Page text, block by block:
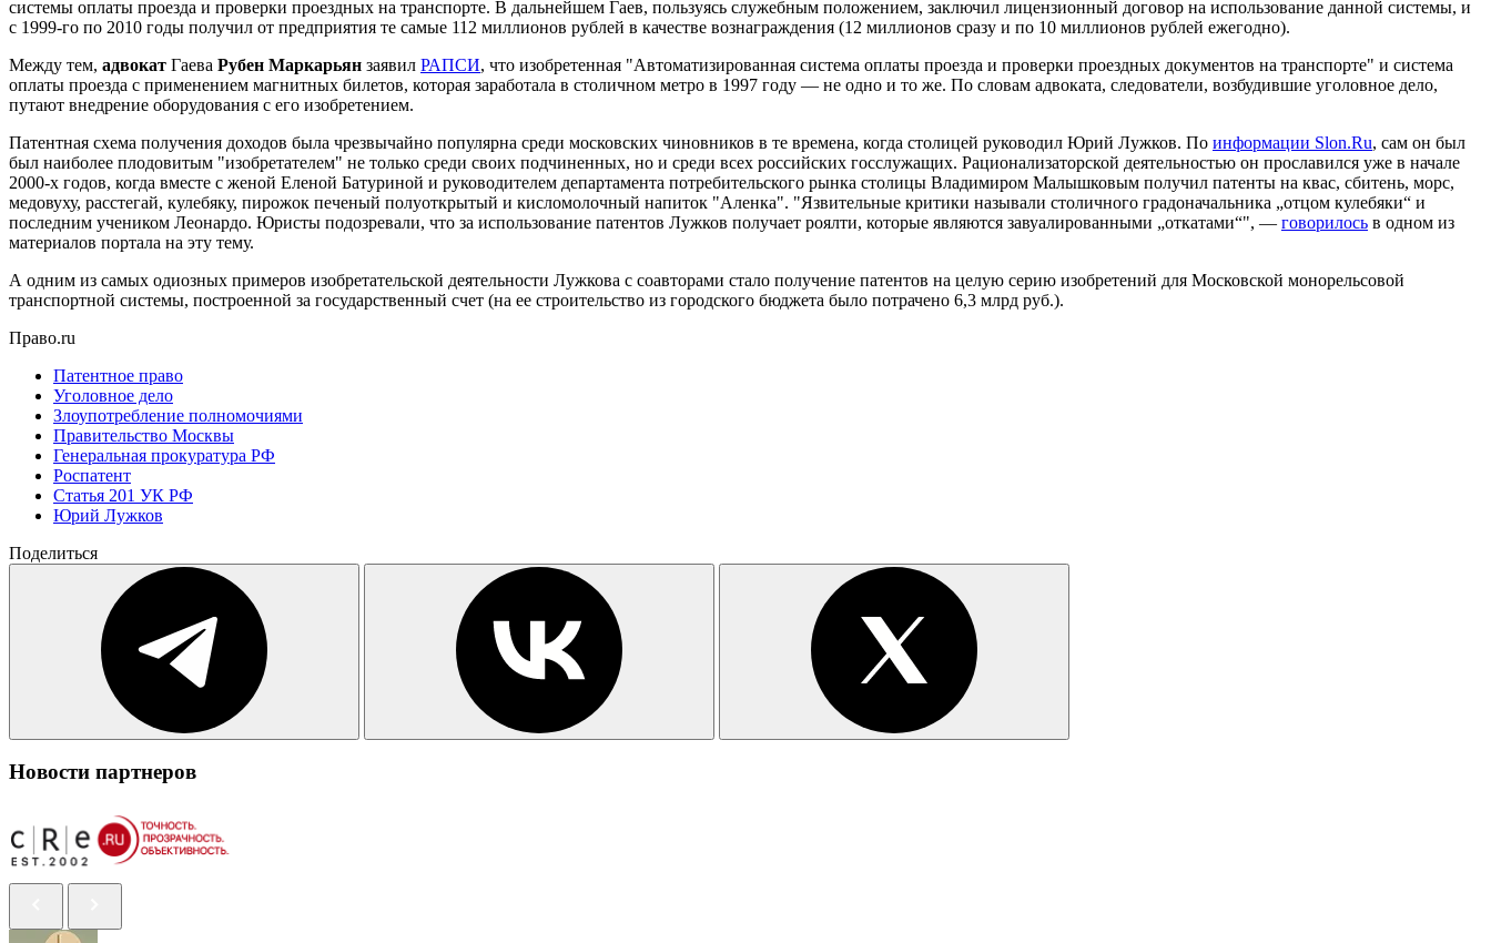
системы оплаты проезда и проверки проездных на транспорте. В дальнейшем Гаев, пользуясь служебным положением, заключил лицензионный договор на использование данной системы, и
с 1999-го по 2010 годы получил от предприятия те самые 112 миллионов рублей в качестве вознаграждения (12 миллионов сразу и по 10 миллионов рублей ежегодно).
Между тем, адвокат Гаева Рубен Маркарьян заявил РАПСИ, что изобретенная "Автоматизированная система оплаты проезда и проверки проездных документов на транспорте" и система
оплаты проезда с применением магнитных билетов, которая заработала в столичном метро в 1997 году — не одно и то же. По словам адвоката, следователи, возбудившие уголовное дело,
путают внедрение оборудования с его изобретением.
Патентная схема получения доходов была чрезвычайно популярна среди московских чиновников в те времена, когда столицей руководил Юрий Лужков. По информации Slon.Ru, сам он был
был наиболее плодовитым "изобретателем" не только среди своих подчиненных, но и среди всех российских госслужащих. Рационализаторской деятельностью он прославился уже в начале
2000-х годов, когда вместе с женой Еленой Батуриной и руководителем департамента потребительского рынка столицы Владимиром Малышковым получил патенты на квас, сбитень, морс,
медовуху, расстегай, кулебяку, пирожок печеный полуоткрытый и кисломолочный напиток "Аленка". "Язвительные критики называли столичного градоначальника „отцом кулебяки“ и
последним учеником Леонардо. Юристы подозревали, что за использование патентов Лужков получает роялти, которые являются завуалированными „откатами“", — говорилось в одном из
материалов портала на эту тему.
А одним из самых одиозных примеров изобретательской деятельности Лужкова с соавторами стало получение патентов на целую серию изобретений для Московской монорельсовой
транспортной системы, построенной за государственный счет (на ее строительство из городского бюджета было потрачено 6,3 млрд руб.).
Право.ru
Патентное право
Уголовное дело
Злоупотребление полномочиями
Правительство Москвы
Генеральная прокуратура РФ
Роспатент
Статья 201 УК РФ
Юрий Лужков
Поделиться
Новости партнеров